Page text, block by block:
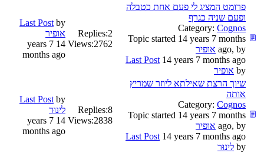
פרומט המציג לי פעם אחת כטבלה
ופעם שניה כגרף
Category: Cognos
Topic started 14 years 7 months
ago, by אופיר
Last Post 14 years 7 months ago
by אופיר
Replies:2
Views:2762
Last Post by
אופיר
14 years 7
months ago
שיוך הרצת שאילתא ליוזר שמריץ
אותה
Category: Cognos
Topic started 14 years 7 months
ago, by אופיר
Last Post 14 years 7 months ago
by לינוּר
Replies:8
Views:2838
Last Post by
לינוּר
14 years 7
months ago